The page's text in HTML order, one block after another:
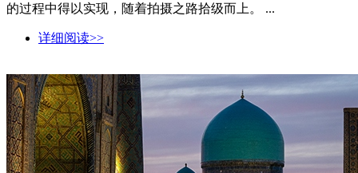
的过程中得以实现，随着拍摄之路拾级而上。 ...
详细阅读>>